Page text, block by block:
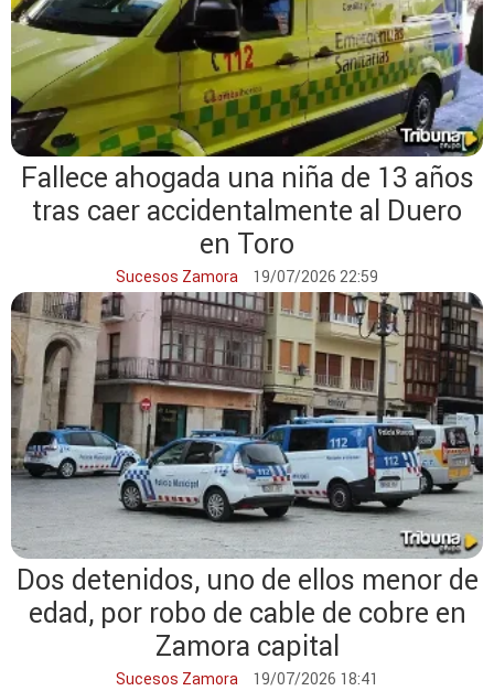
Fallece ahogada una niña de 13 años
tras caer accidentalmente al Duero
en Toro
Sucesos Zamora 19/07/2026 22:59
Dos detenidos, uno de ellos menor de
edad, por robo de cable de cobre en
Zamora capital
Sucesos Zamora 19/07/2026 18:41